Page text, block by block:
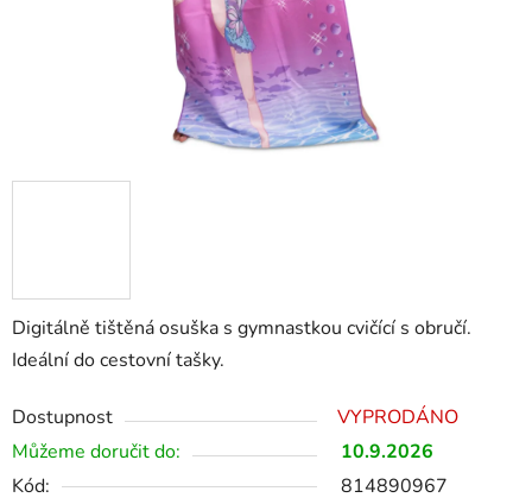
Digitálně tištěná osuška s gymnastkou cvičící s obručí.
Ideální do cestovní tašky.
Dostupnost
VYPRODÁNO
Můžeme doručit do:
10.9.2026
Kód:
814890967